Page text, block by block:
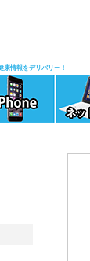
情報をデリバリー！